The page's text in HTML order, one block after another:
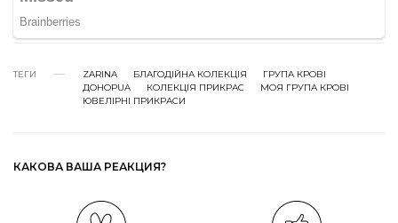
ТЕГИ ZARINA БЛАГОДІЙНА КОЛЕКЦІЯ
ГРУПА КРОВІ
ДОНОРUA
КОЛЕКЦІЯ ПРИКРАС
МОЯ ГРУПА КРОВІ
ЮВЕЛІРНІ ПРИКРАСИ
КАКОВА ВАША РЕАКЦИЯ?